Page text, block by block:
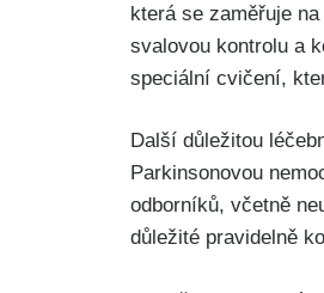
která se zaměřuje
svalovou kontrolu a
speciální cvičení,
Další důležitou
Parkinsonovou
odborníků, včetně
důležité pravidelně